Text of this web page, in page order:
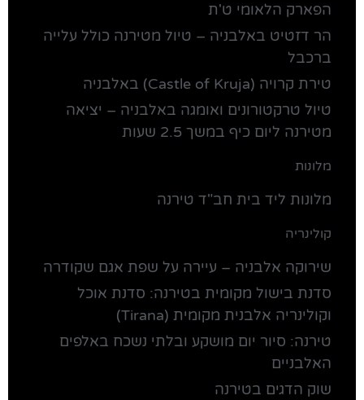
הפארק הלאומי ט'ת
הר דזטיט באלבניה – טיול מטירנה כולל עלייה
ברכבל
טירת קרויה (Castle of Kruja) באלבניה
טיול טרקטורונים ואומגה באלבניה – יציאה
מטירנה ליום כיף במשך 2.5 שעות
מלונות
מלונות ליד בית חב"ד טירנה
קולינריה
שירוקה אלבניה – עיירה על שפת אגם שקודרה
סדנת בישול מקומית בטירנה: סדנת אוכל
וקולינריה אלבנית מקומית (Tirana)
טירנה: סיור יום מושקע ובלתי נשכח באלפים
האלבניים
שוק הדגים בטירנה